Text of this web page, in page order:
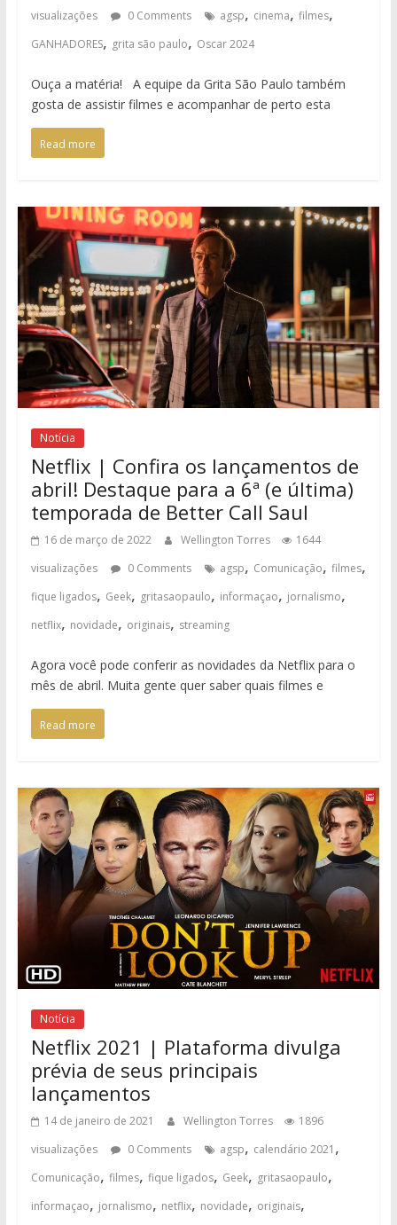
visualizações
0 Comments agsp, cinema, filmes,
GANHADORES, grita são paulo, Oscar 2024
Ouça a matéria! A equipe da Grita São Paulo também
gosta de assistir filmes e acompanhar de perto esta
Read more
Notícia
Netflix | Confira os lançamentos de
abril! Destaque para a 6ª (e última)
temporada de Better Call Saul
16 de março de 2022 Wellington Torres
1644
visualizações
0 Comments agsp, Comunicação, filmes,
fique ligados, Geek, gritasaopaulo, informaçao, jornalismo,
netflix, novidade, originais, streaming
Agora você pode conferir as novidades da Netflix para o
mês de abril. Muita gente quer saber quais filmes e
Read more
Notícia
Netflix 2021 | Plataforma divulga
prévia de seus principais
lançamentos
14 de janeiro de 2021 Wellington Torres
1896
visualizações
0 Comments agsp, calendário 2021 ,
Comunicação, filmes, fique ligados, Geek, gritasaopaulo,
informaçao, jornalismo, netflix, novidade, originais,